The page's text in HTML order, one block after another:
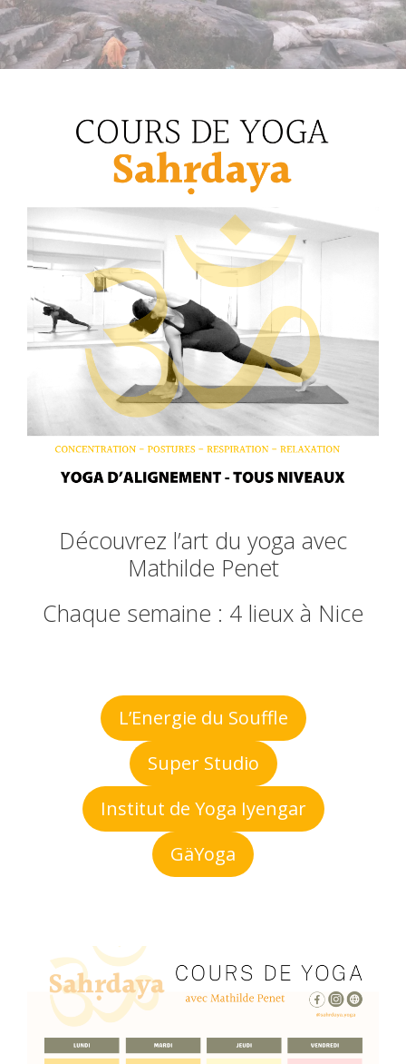
Découvrez l’art du yoga avec
Mathilde Penet
Chaque semaine : 4 lieux à Nice
L’Energie du Souffle
Super Studio
Institut de Yoga Iyengar
GäYoga